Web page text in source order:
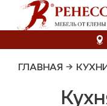
ГЛАВНАЯ → КУХНИ